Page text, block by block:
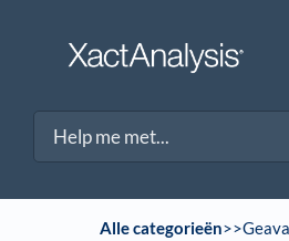
Alle categorieën​>​​>​